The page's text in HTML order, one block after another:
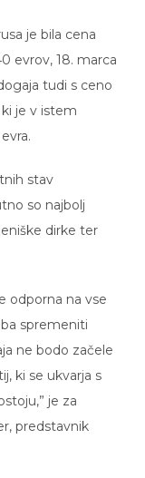
je bila cena
evrov, 18. marca
tudi s ceno
je v istem
stav
so najbolj
dirke ter
odporna na vse
spremeniti
ne bodo začele
ki se ukvarja s
je za
predstavnik